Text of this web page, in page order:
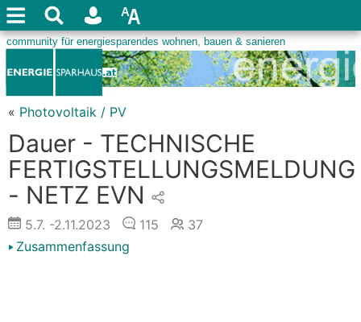
« Photovoltaik / PV
Dauer - TECHNISCHE
FERTIGSTELLUNGSMELDUNG
- NETZ EVN
5.7. -2.11.2023 115
37
Zusammenfassung